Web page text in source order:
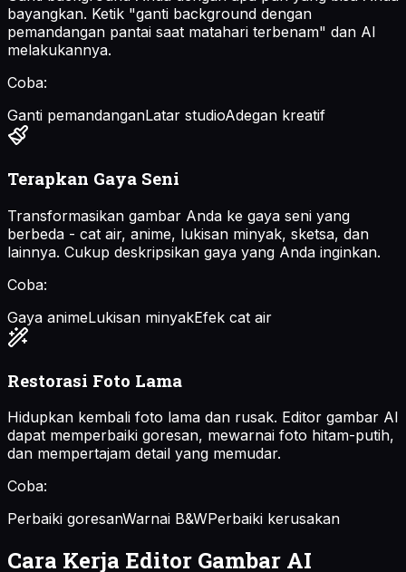
bayangkan. Ketik "ganti background dengan
pemandangan pantai saat matahari terbenam" dan AI
melakukannya.
Coba:
Ganti pemandanganLatar studioAdegan kreatif
Terapkan Gaya Seni
Transformasikan gambar Anda ke gaya seni yang
berbeda - cat air, anime, lukisan minyak, sketsa, dan
lainnya. Cukup deskripsikan gaya yang Anda inginkan.
Coba:
Gaya animeLukisan minyakEfek cat air
Restorasi Foto Lama
Hidupkan kembali foto lama dan rusak. Editor gambar AI
dapat memperbaiki goresan, mewarnai foto hitam-putih,
dan mempertajam detail yang memudar.
Coba:
Perbaiki goresanWarnai B&WPerbaiki kerusakan
Cara Kerja Editor Gambar AI